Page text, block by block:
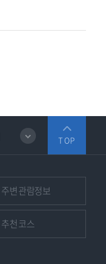
TOP
주변관람정보
추천 코스